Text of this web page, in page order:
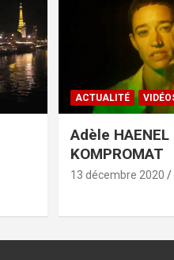
ACTUALITÉ
Adèle
KOMPROMAT
13 décembre 2020